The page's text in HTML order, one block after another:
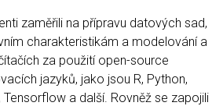
zaměřili na přípravu datových sad,
charakteristikám a modelování a
za použití open-source
jazyků, jako jsou R, Python,
Tensorflow a další. Rovněž se zapojili